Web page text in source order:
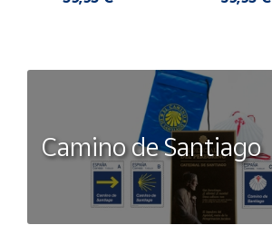
Camino de Santiago